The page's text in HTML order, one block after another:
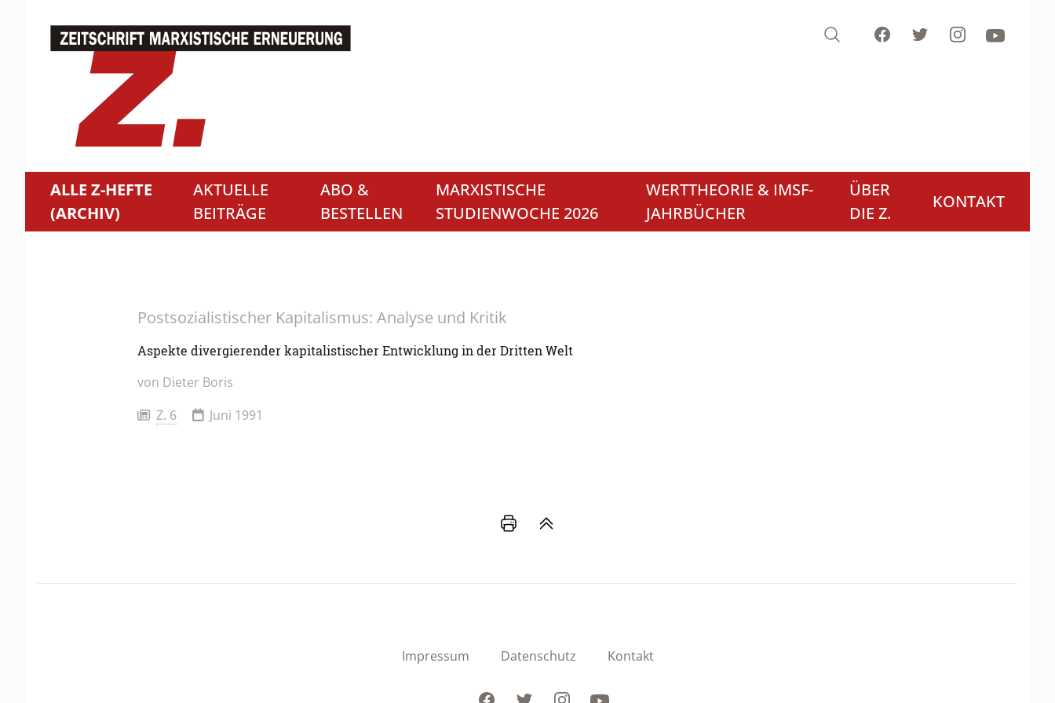
Search FacebookTwitterInstagramYoutube
ALLE Z-HEFTE
(ARCHIV)
AKTUELLE
BEITRÄGE
ABO &
BESTELLEN
MARXISTISCHE
STUDIENWOCHE 2026
WERTTHEORIE & IMSF-
JAHRBÜCHER
ÜBER
DIE Z.
KONTAKT
Postsozialistischer Kapitalismus: Analyse und Kritik
Aspekte divergierender kapitalistischer Entwicklung in der Dritten Welt
von Dieter Boris
Z. 6
Juni 1991
Impressum Datenschutz Kontakt
FacebookTwitterInstagramYoutube